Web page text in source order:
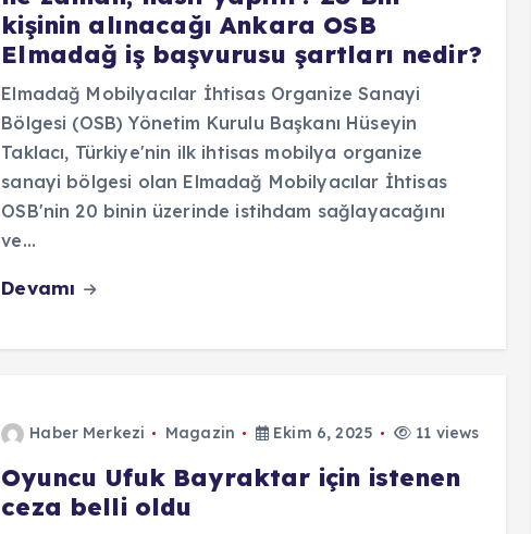
kişinin alınacağı Ankara OSB
Elmadağ iş başvurusu şartları nedir?
Elmadağ Mobilyacılar İhtisas Organize Sanayi
Bölgesi (OSB) Yönetim Kurulu Başkanı Hüseyin
Taklacı, Türkiye'nin ilk ihtisas mobilya organize
sanayi bölgesi olan Elmadağ Mobilyacılar İhtisas
OSB'nin 20 binin üzerinde istihdam sağlayacağını
ve…
Devamı
Haber Merkezi Magazin Ekim 6, 2025 11 views
Oyuncu Ufuk Bayraktar için istenen
ceza belli oldu